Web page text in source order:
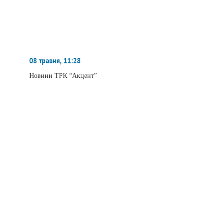
08 травня, 11:28
Новини ТРК “Акцент”